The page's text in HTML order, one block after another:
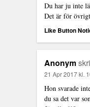
Du har ju inte
Det är för
Like Button
Anonym
21 Apr 2017 kl.
Hon svarade
du sa det var